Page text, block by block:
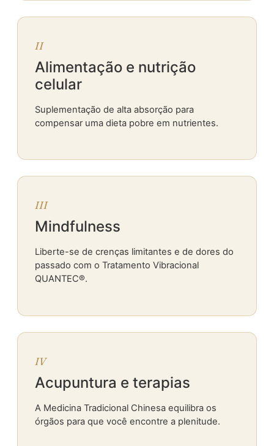
II
Alimentação e nutrição
celular
Suplementação de alta absorção para
compensar uma dieta pobre em nutrientes.
III
Mindfulness
Liberte-se de crenças limitantes e de dores do
passado com o Tratamento Vibracional
QUANTEC®.
IV
Acupuntura e terapias
A Medicina Tradicional Chinesa equilibra os
órgãos para que você encontre a plenitude.